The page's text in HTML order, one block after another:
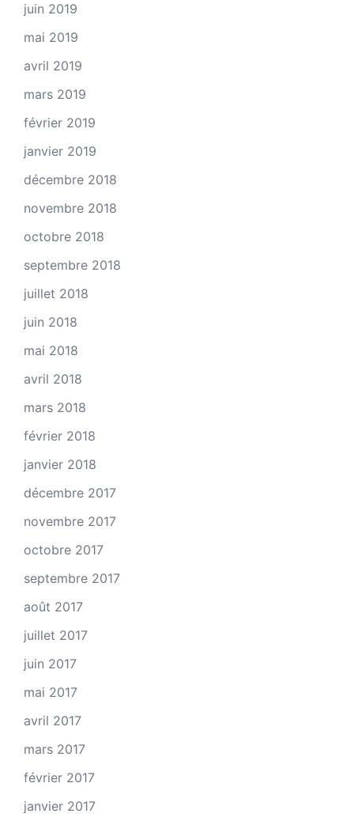
juin 2019
mai 2019
avril 2019
mars 2019
février 2019
janvier 2019
décembre 2018
novembre 2018
octobre 2018
septembre 2018
juillet 2018
juin 2018
mai 2018
avril 2018
mars 2018
février 2018
janvier 2018
décembre 2017
novembre 2017
octobre 2017
septembre 2017
août 2017
juillet 2017
juin 2017
mai 2017
avril 2017
mars 2017
février 2017
janvier 2017